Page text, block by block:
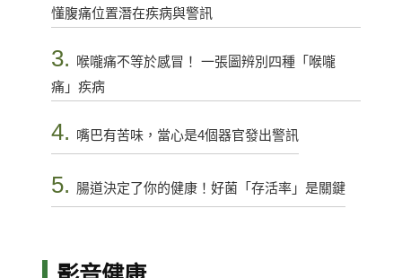
懂腹痛位置潛在疾病與警訊
3.
喉嚨痛不等於感冒！ 一張圖辨別四種「喉嚨
痛」疾病
4. 嘴巴有苦味，當心是4個器官發出警訊
5. 腸道決定了你的健康！好菌「存活率」是關鍵